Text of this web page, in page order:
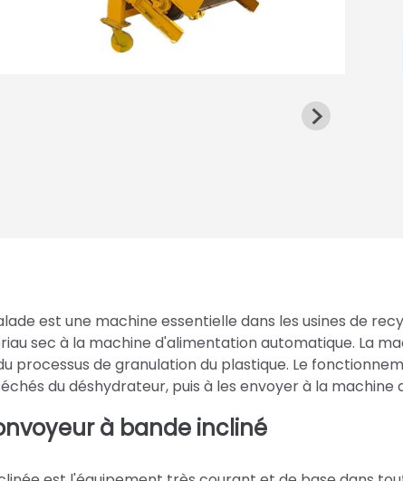
est une machine essentielle dans les usines de
sec à la machine d'alimentation automatique. La
processus de granulation du plastique. Le
du déshydrateur, puis à les envoyer à la
à bande incliné